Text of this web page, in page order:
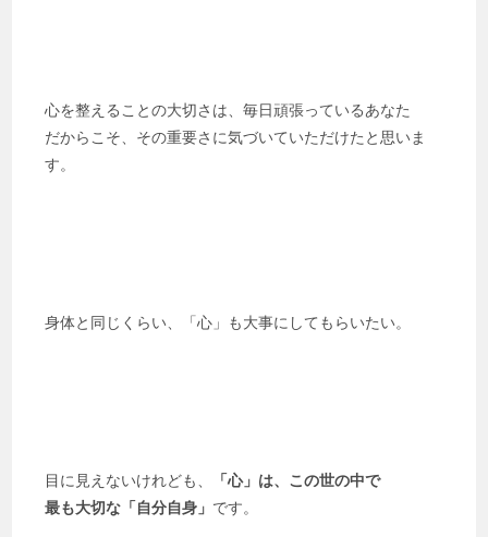
心を整えることの大切さは、毎日頑張っているあなた
だからこそ、その重要さに気づいていただけたと思いま
す。
身体と同じくらい、「心」も大事にしてもらいたい。
目に見えないけれども、
「心」は、この世の中で
最も大切な「自分自身」 です。